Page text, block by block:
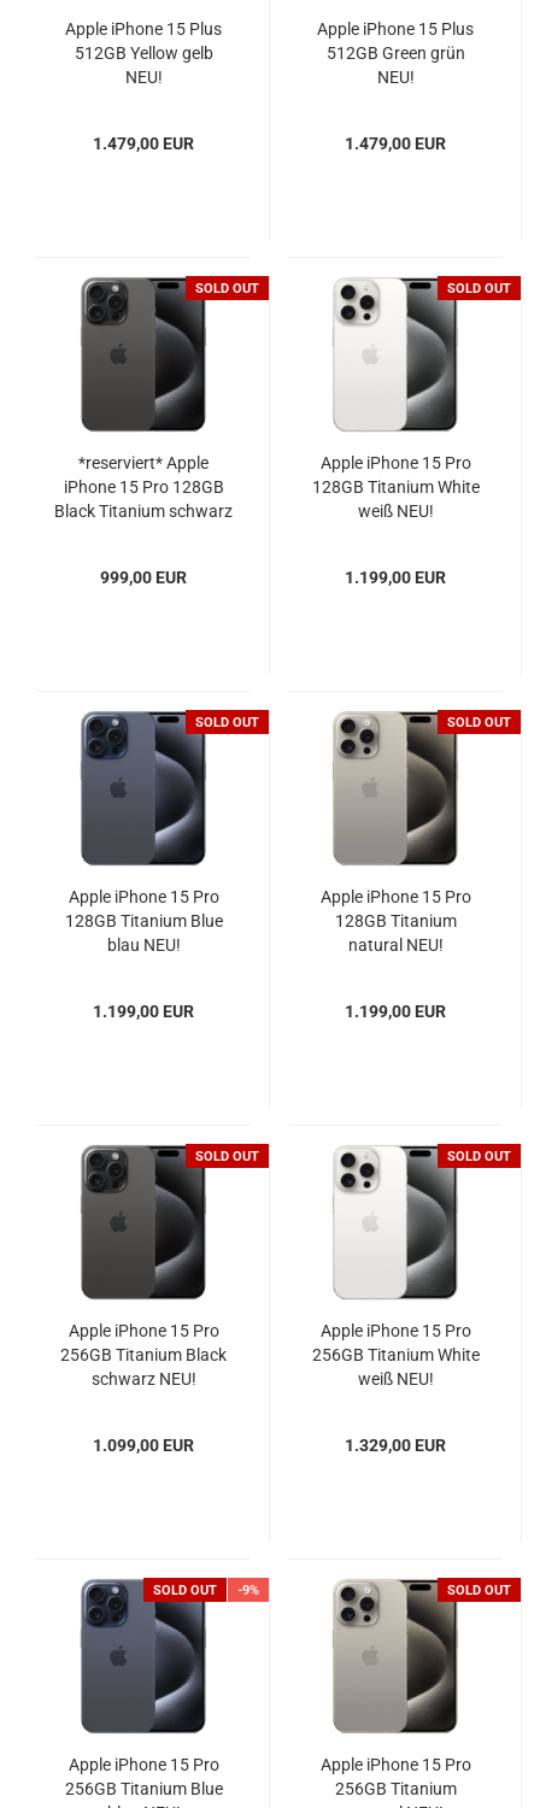
Apple iPhone 15 Plus
512GB Yellow gelb
NEU!
1.479,00 EUR
Apple iPhone 15 Plus
512GB Green grün
NEU!
1.479,00 EUR
SOLD OUT
*reserviert* Apple
iPhone 15 Pro 128GB
Black Titanium schwarz
999,00 EUR
SOLD OUT
Apple iPhone 15 Pro
128GB Titanium White
weiß NEU!
1.199,00 EUR
SOLD OUT
Apple iPhone 15 Pro
128GB Titanium Blue
blau NEU!
1.199,00 EUR
SOLD OUT
Apple iPhone 15 Pro
128GB Titanium
natural NEU!
1.199,00 EUR
SOLD OUT
Apple iPhone 15 Pro
256GB Titanium Black
schwarz NEU!
1.099,00 EUR
SOLD OUT
Apple iPhone 15 Pro
256GB Titanium White
weiß NEU!
1.329,00 EUR
SOLD OUT -9%
Apple iPhone 15 Pro
256GB Titanium Blue
SOLD OUT
Apple iPhone 15 Pro
256GB Titanium